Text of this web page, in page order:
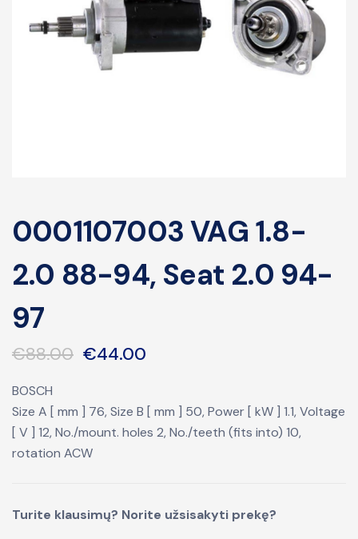
0001107003 VAG 1.8-
2.0 88-94, Seat 2.0 94-
97
€88.00 €44.00
BOSCH
Size A [ mm ] 76, Size B [ mm ] 50, Power [ kW ] 1.1, Voltage
[ V ] 12, No./mount. holes 2, No./teeth (fits into) 10,
rotation ACW
Turite klausimų? Norite užsisakyti prekę?